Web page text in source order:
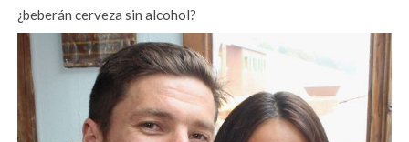
¿beberán cerveza sin alcohol?